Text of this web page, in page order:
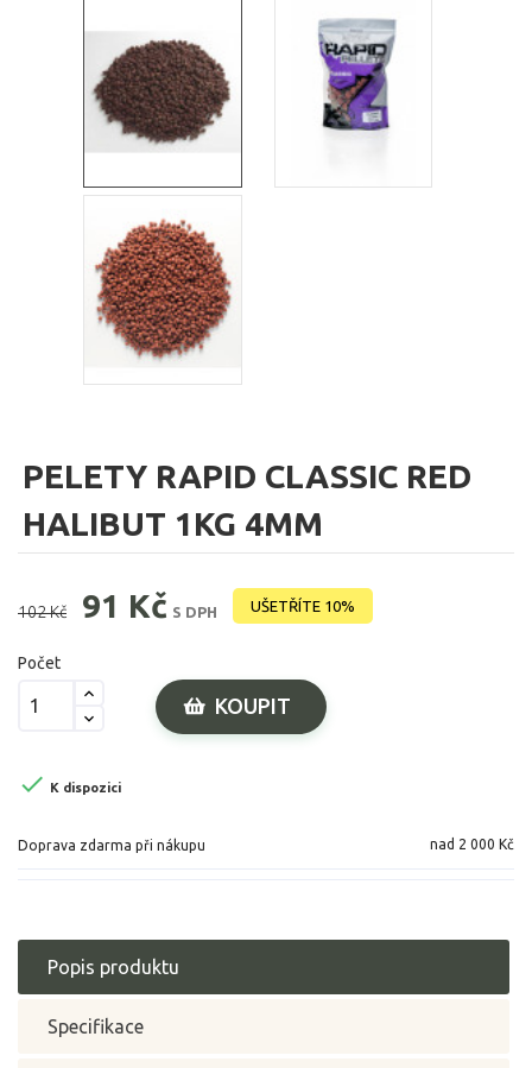
PELETY RAPID CLASSIC RED
HALIBUT 1KG 4MM
102 Kč 91 Kč S DPH UŠETŘÍTE 10%
Počet
KOUPIT
 K dispozici
Doprava zdarma při nákupu nad 2 000 Kč
Popis produktu
Specifikace